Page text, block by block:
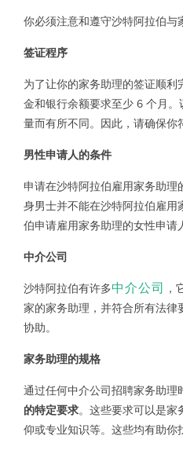
你必须注意和遵守沙特阿拉伯与
签证程序
为了让你的家务助理的签证顺
金和银行余额要求至少 6 个月
量而有所不同。因此，请确保你
男性申请人的条件
申请在沙特阿拉伯雇用家务助理
身男士并不能在沙特阿拉伯雇用
伯申请雇用家务助理的女性申请
中介公司
沙特阿拉伯有许多中介公司
，
家的家务助理，并符合所有法律
协助。
家务助理的规格
通过任何中介公司招聘家务助理
的特定要求。这些要求可以是家
仰或专业知识等。这些均有助你